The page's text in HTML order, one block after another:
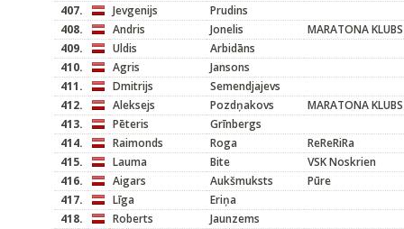
407.
Jevgenijs
Prudins
408.
Andris Jonelis
MARATONA KLUBS
409.
Uldis
Arbidāns
410.
Agris
Jansons
411.
Dmitrijs
Semendjajevs
412.
Aleksejs Pozdņakovs
MARATONA KLUBS
413.
Pēteris
Grīnbergs
414.
Raimonds Roga
ReReRiRa
415.
Lauma Bite
VSK Noskrien
416.
Aigars Aukšmuksts
Pūre
417.
Līga
Eriņa
418.
Roberts
Jaunzems